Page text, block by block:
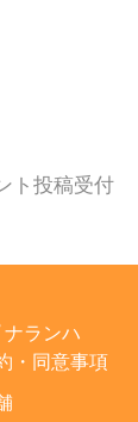
ト投稿受付
ランハ
・同意事項